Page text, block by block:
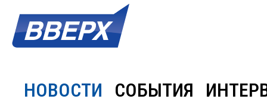
НОВОСТИ СОБЫТИЯ